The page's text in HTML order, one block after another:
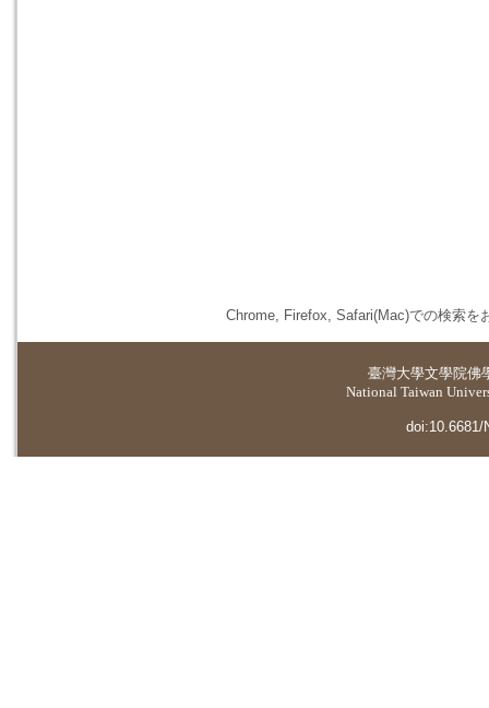
Chrome, Firefox, Safari(Mac)での検索を
臺灣大學文學院佛
National Taiwan
doi:10.6681/